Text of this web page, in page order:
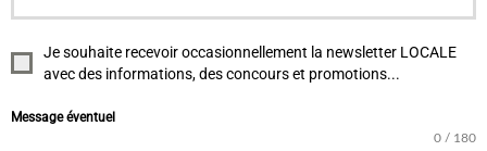
Je souhaite recevoir occasionnellement la newsletter LOCALE
avec des informations, des concours et promotions...
Message éventuel
0 / 180